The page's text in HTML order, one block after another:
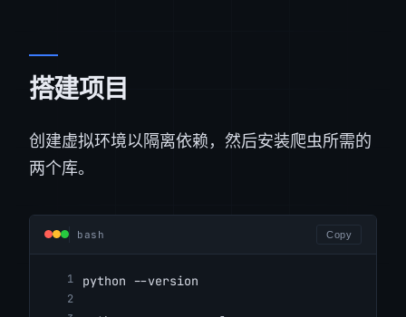
搭建项目
创建虚拟环境以隔离依赖，然后安装爬虫所需的
两个库。
bash Copy
python --version